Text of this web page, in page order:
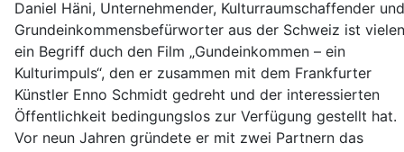
Daniel Häni, Unternehmender, Kulturraumschaffender und
Grundeinkommensbefürworter aus der Schweiz ist vielen
ein Begriff duch den Film „Gundeinkommen – ein
Kulturimpuls“, den er zusammen mit dem Frankfurter
Künstler Enno Schmidt gedreht und der interessierten
Öffentlichkeit bedingungslos zur Verfügung gestellt hat.
Vor neun Jahren gründete er mit zwei Partnern das